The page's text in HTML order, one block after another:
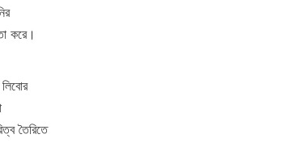
করে।
তৈরিতে